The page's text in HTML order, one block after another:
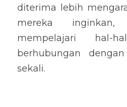
diterima lebih
mereka
mempelajari hal-
berhubungan
sekali.